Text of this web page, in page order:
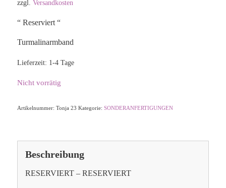
zzgl. Versandkosten
“ Reserviert “
Turmalinarmband
Lieferzeit: 1-4 Tage
Nicht vorrätig
Artikelnummer: Tonja 23 Kategorie: SONDERANFERTIGUNGEN
Beschreibung
RESERVIERT – RESERVIERT